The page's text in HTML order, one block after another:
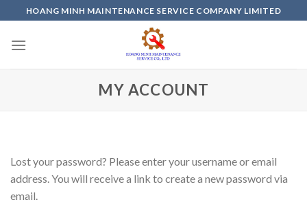
to
content
HOANG MINH MAINTENANCE SERVICE COMPANY LIMITED
MY ACCOUNT
Lost your password? Please enter your username or email
address. You will receive a link to create a new password via
email.